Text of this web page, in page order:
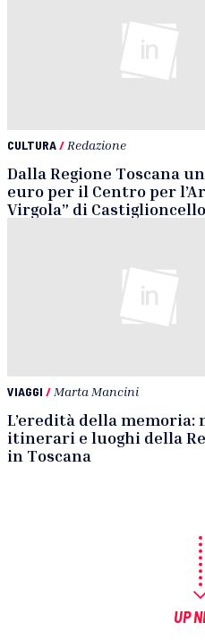
CULTURA/ Redazione
Dalla Regione Toscana
euro per il Centro per
Virgola” di Castiglioncello
VIAGGI / Marta Mancini
L’eredità della memoria:
itinerari e luoghi della
in Toscana
UP